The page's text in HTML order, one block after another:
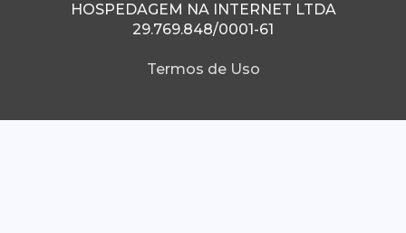
HOSPEDAGEM NA INTERNET LTDA
29.769.848/0001-61
Termos de Uso